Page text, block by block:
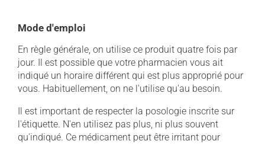
Mode d'emploi
En règle générale, on utilise ce produit quatre fois par
jour. Il est possible que votre pharmacien vous ait
indiqué un horaire différent qui est plus approprié pour
vous. Habituellement, on ne l'utilise qu'au besoin.
Il est important de respecter la posologie inscrite sur
l'étiquette. N'en utilisez pas plus, ni plus souvent
qu'indiqué. Ce médicament peut être irritant pour